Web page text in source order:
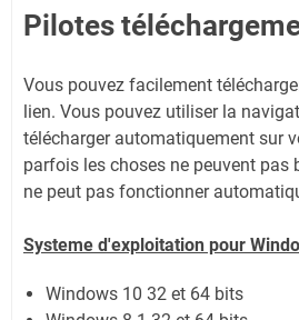
Pilotes
Vous pouvez facilement
lien. Vous pouvez utiliser la
télécharger automatiquement sur
parfois les choses ne peuvent pas
ne peut pas fonctionner
Systeme d'exploitation pour
Windows 10 32 et 64 bits